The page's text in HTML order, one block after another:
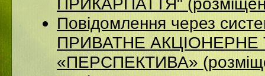
Повідомлення через
ПРИВАТНЕ
«ПЕРСПЕКТИВА»